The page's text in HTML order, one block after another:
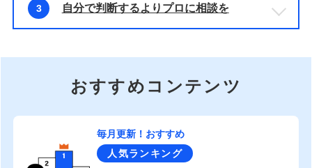
3 自分で判断するよりプロに相談を
おすすめコンテンツ
毎月更新！おすすめ
人気ランキング